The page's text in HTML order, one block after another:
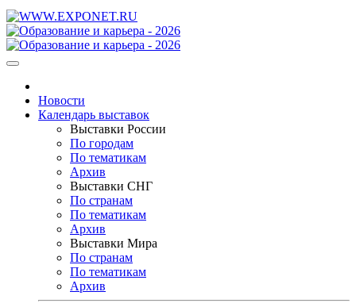
Новости
Календарь выставок
Выставки России
По городам
По тематикам
Архив
Выставки СНГ
По странам
По тематикам
Архив
Выставки Мира
По странам
По тематикам
Архив